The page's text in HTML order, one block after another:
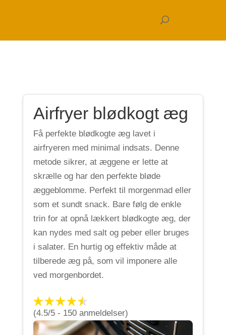
Airfryer blødkogt æg
Få perfekte blødkogte æg lavet i
airfryeren med minimal indsats. Denne
metode sikrer, at æggene er lette at
skrælle og har den perfekte bløde
æggeblomme. Perfekt til morgenmad eller
som et sundt snack. Bare følg de enkle
trin for at opnå lækkert blødkogte æg, der
kan nydes med salt og peber eller bruges
i salater. En hurtig og effektiv måde at
tilberede æg på, som vil imponere alle
ved morgenbordet.
(4.5/5 - 150 anmeldelser)